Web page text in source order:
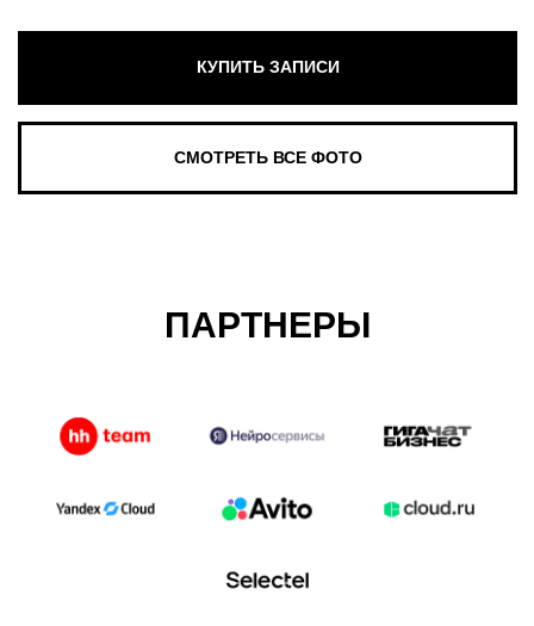
ПАРТНЕРЫ